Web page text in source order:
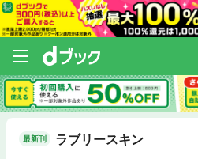
最新刊 ラブリースキン